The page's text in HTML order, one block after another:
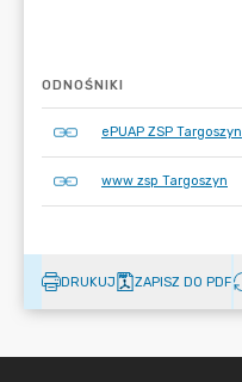
ODNOŚNIKI
ePUAP ZSP Targoszyn
www zsp Targoszyn
DRUKUJ ZAPISZ DO PDF